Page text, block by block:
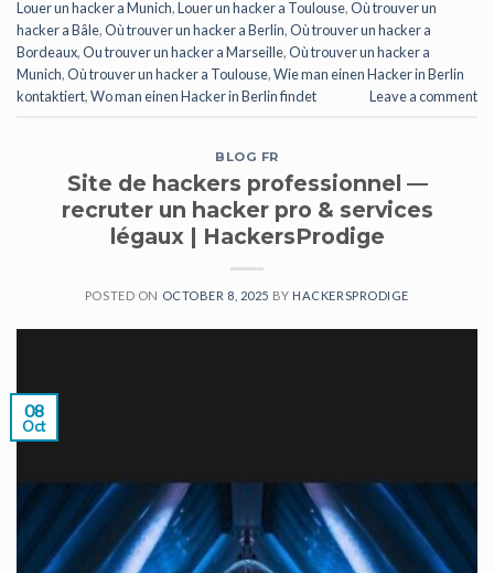
Louer un hacker a Munich,Louer un hacker a Toulouse,Où trouver un
hacker a Bâle,Où trouver un hacker a Berlin,Où trouver un hacker a
Bordeaux,Ou trouver un hacker a Marseille,Où trouver un hacker a
Munich,Où trouver un hacker a Toulouse,Wie man einen Hacker in Berlin
kontaktiert,Wo man einen Hacker in Berlin findet Leave a comment
BLOG FR
Site de hackers professionnel —
recruter un hacker pro & services
légaux | HackersProdige
POSTED ON OCTOBER 8, 2025 BY HACKERSPRODIGE
08
Oct